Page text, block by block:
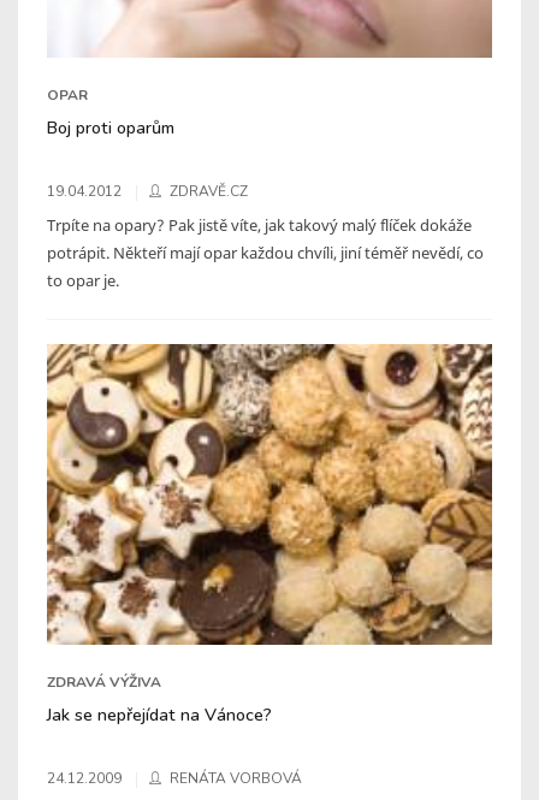
OPAR
Boj proti oparům
19.04.2012 ZDRAVĚ.CZ
Trpíte na opary? Pak jistě víte, jak takový malý flíček dokáže
potrápit. Někteří mají opar každou chvíli, jiní téměř nevědí, co
to opar je.
ZDRAVÁ VÝŽIVA
Jak se nepřejídat na Vánoce?
24.12.2009 RENÁTA VORBOVÁ